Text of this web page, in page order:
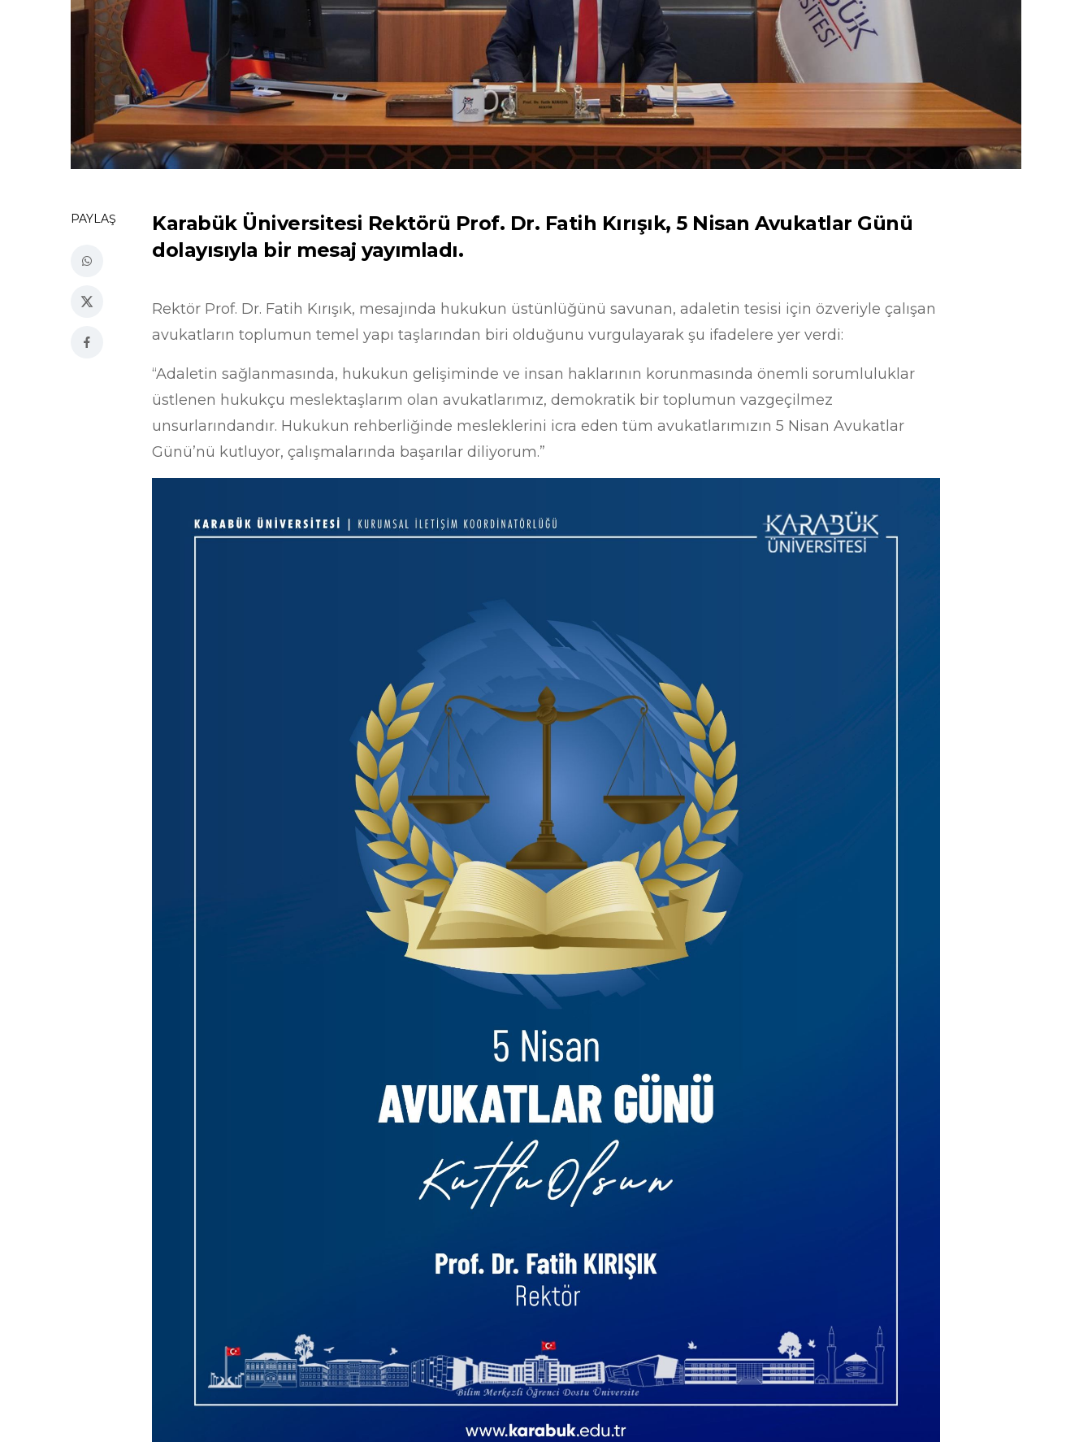
PAYLAŞ
Karabük Üniversitesi Rektörü Prof. Dr. Fatih Kırışık, 5 Nisan Avukatlar Günü
dolayısıyla bir mesaj yayımladı.
Rektör Prof. Dr. Fatih Kırışık, mesajında hukukun üstünlüğünü savunan, adaletin tesisi için özveriyle çalışan
avukatların toplumun temel yapı taşlarından biri olduğunu vurgulayarak şu ifadelere yer verdi:
“Adaletin sağlanmasında, hukukun gelişiminde ve insan haklarının korunmasında önemli sorumluluklar
üstlenen hukukçu meslektaşlarım olan avukatlarımız, demokratik bir toplumun vazgeçilmez
unsurlarındandır. Hukukun rehberliğinde mesleklerini icra eden tüm avukatlarımızın 5 Nisan Avukatlar
Günü’nü kutluyor, çalışmalarında başarılar diliyorum.”